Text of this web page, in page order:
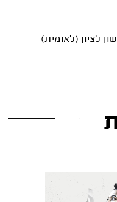
לציון (לאומית)